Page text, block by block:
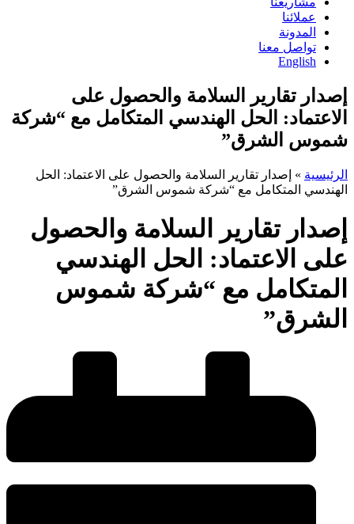
عملائنا
المدونة
تواصل معنا
English
إصدار تقارير السلامة والحصول على
الاعتماد: الحل الهندسي المتكامل مع “شركة
شموس الشرق”
الرئيسية » إصدار تقارير السلامة والحصول على الاعتماد: الحل
الهندسي المتكامل مع “شركة شموس الشرق”
إصدار تقارير السلامة والحصول
على الاعتماد: الحل الهندسي
المتكامل مع “شركة شموس
الشرق”